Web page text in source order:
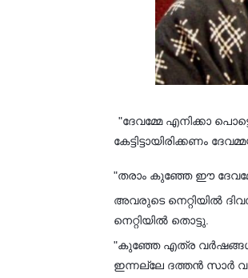
"ദേവമ്മേ എനിക്കാ
കേട്ടിട്ടായിരിക്കണം
"തരാം കുഞ്ഞേ ഈ
അവരുടെ നെറ്റിയിൽ
നെറ്റിയിൽ തൊട്ടു.
"കുഞ്ഞേ എത്ര
ഇന്നല്ലേ ദത്തന്‍ സാര്‍